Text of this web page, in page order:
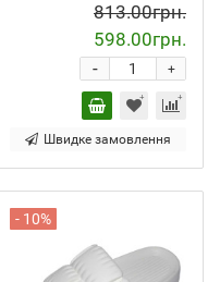
813.00грн.
598.00грн.
+
-
Швидке замовлення
- 10%